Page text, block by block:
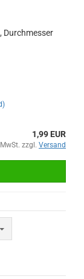
Durchmesser
1,99 EUR
zzgl. Versand